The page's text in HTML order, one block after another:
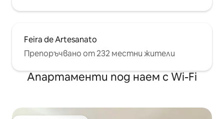
Feira de Artesanato
Препоръчвано от 232 местни жители
Апартаменти под наем с Wi-Fi